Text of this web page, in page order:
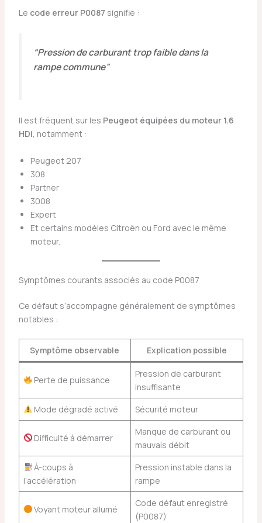
Le code erreur P0087 signifie :
“Pression de carburant trop faible dans la
rampe commune”
Il est fréquent sur les Peugeot équipées du moteur 1.6
HDi, notamment :
Peugeot 207
308
Partner
3008
Expert
Et certains modèles Citroën ou Ford avec le même
moteur.
Symptômes courants associés au code P0087
Ce défaut s’accompagne généralement de symptômes
notables :
Symptôme observable Explication possible
Perte de puissance
Pression de carburant
insuffisante
Mode dégradé activé
Sécurité moteur
Difficulté à démarrer
Manque de carburant ou
mauvais débit
À-coups à
l’accélération
Pression instable dans la
rampe
Voyant moteur allumé
Code défaut enregistré
(P0087)